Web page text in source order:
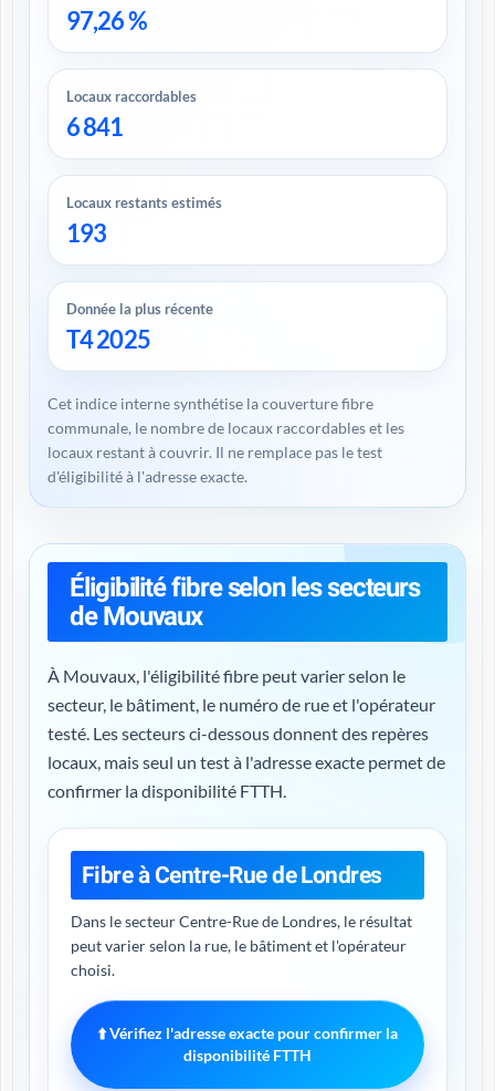
97,26 %
Locaux raccordables
6 841
Locaux restants estimés
193
Donnée la plus récente
T4 2025
Cet indice interne synthétise la couverture fibre
communale, le nombre de locaux raccordables et les
locaux restant à couvrir. Il ne remplace pas le test
d'éligibilité à l'adresse exacte.
Éligibilité fibre selon les secteurs
de Mouvaux
À Mouvaux, l'éligibilité fibre peut varier selon le
secteur, le bâtiment, le numéro de rue et l'opérateur
testé. Les secteurs ci-dessous donnent des repères
locaux, mais seul un test à l'adresse exacte permet de
confirmer la disponibilité FTTH.
Fibre à Centre-Rue de Londres
Dans le secteur Centre-Rue de Londres, le résultat
peut varier selon la rue, le bâtiment et l'opérateur
choisi.
⬆️ Vérifiez l'adresse exacte pour confirmer la
disponibilité FTTH